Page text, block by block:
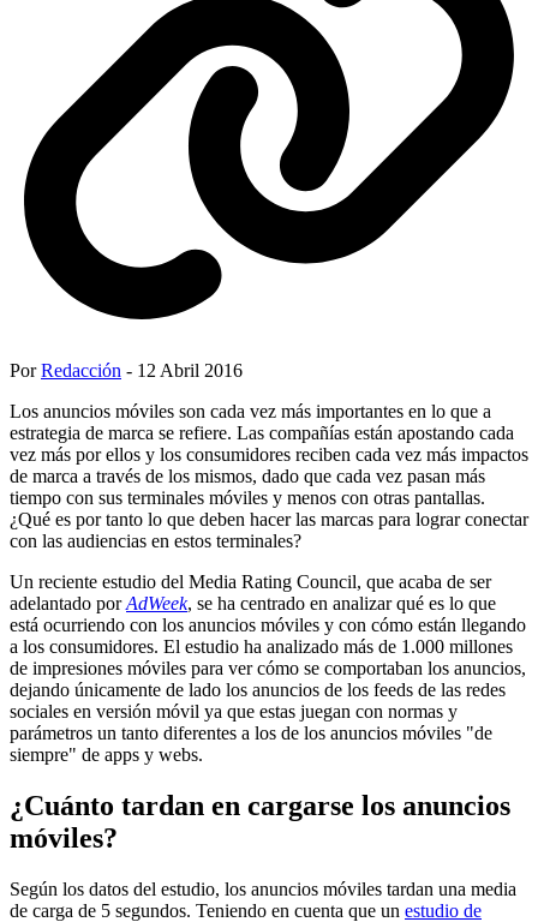
PorRedacción - 12 Abril 2016
Los anuncios móviles son cada vez más importantes en lo que a
estrategia de marca se refiere. Las compañías están apostando cada
vez más por ellos y los consumidores reciben cada vez más impactos
de marca a través de los mismos, dado que cada vez pasan más
tiempo con sus terminales móviles y menos con otras pantallas.
¿Qué es por tanto lo que deben hacer las marcas para lograr conectar
con las audiencias en estos terminales?
Un reciente estudio del Media Rating Council, que acaba de ser
adelantado porAdWeek, se ha centrado en analizar qué es lo que
está ocurriendo con los anuncios móviles y con cómo están llegando
a los consumidores. El estudio ha analizado más de 1.000 millones
de impresiones móviles para ver cómo se comportaban los anuncios,
dejando únicamente de lado los anuncios de los feeds de las redes
sociales en versión móvil ya que estas juegan con normas y
parámetros un tanto diferentes a los de los anuncios móviles "de
siempre" de apps y webs.
¿Cuánto tardan en cargarse los anuncios
móviles?
Según los datos del estudio, los anuncios móviles tardan una media
de carga de 5 segundos. Teniendo en cuenta que un estudio de